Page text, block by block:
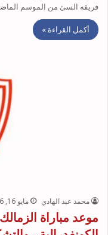
فريقه السئ من الموسم
أكمل القراءة »
محمد عبد الهادي مايو 16, 2026
موعد مباراة